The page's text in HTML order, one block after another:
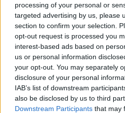
processing of your personal or
targeted advertising by us, please
section to confirm your selection.
opt-out request is processed you
interest-based ads based on
us or personal information
your opt-out. You may separately
disclosure of your personal
IAB’s list of downstream
also be disclosed by us to third
Downstream Participants that may
occorso a Brozovic, poi
mancare Banega per un
lamentato nella rifinitura
L'argentino era in pole
per partire titolare, ma
candidatura di Joao Mario.
QUI EMPOLI -Problemi
Pasqual, inoltre squalificato